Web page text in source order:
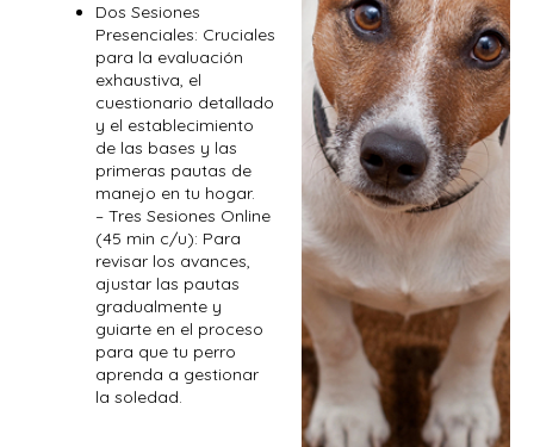
Dos Sesiones
Presenciales: Cruciales
para la evaluación
exhaustiva, el
cuestionario detallado
y el establecimiento
de las bases y las
primeras pautas de
manejo en tu hogar.
– Tres Sesiones Online
(45 min c/u): Para
revisar los avances,
ajustar las pautas
gradualmente y
guiarte en el proceso
para que tu perro
aprenda a gestionar
la soledad.